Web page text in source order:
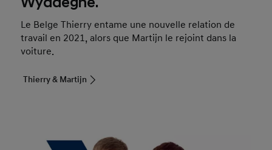
Le Belge Thierry entame une nouvelle relation de
travail en 2021, alors que Martijn le rejoint dans la
voiture.
Thierry & Martijn